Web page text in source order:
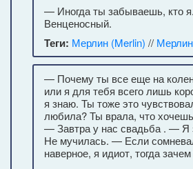
— Иногда ты забываешь,
Венценосный.
Теги: Мерлин (Merlin) // Мерлин
— Почему ты все еще на
или я для тебя всего лишь
я знаю. Ты тоже это
любила? Ты врала, что
— Завтра у нас свадьба . —
Не мучилась. — Если
наверное, я идиот, тогда